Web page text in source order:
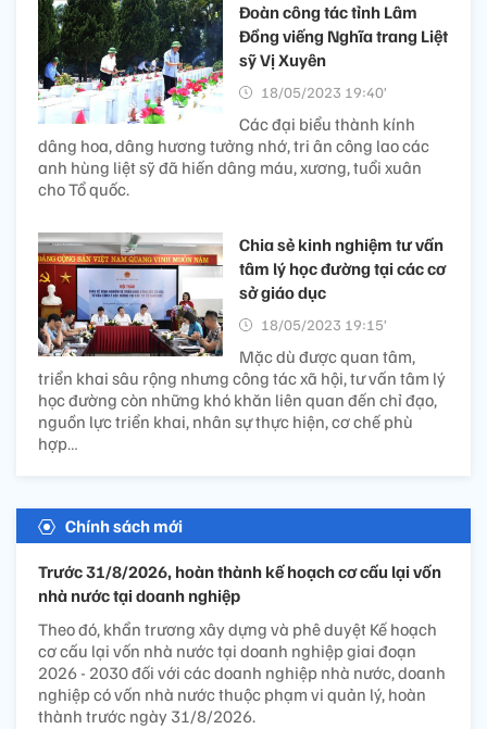
Đoàn công tác tỉnh Lâm
Đồng viếng Nghĩa trang Liệt
sỹ Vị Xuyên
18/05/2023 19:40’
Các đại biểu thành kính
dâng hoa, dâng hương tưởng nhớ, tri ân công lao các
anh hùng liệt sỹ đã hiến dâng máu, xương, tuổi xuân
cho Tổ quốc.
Chia sẻ kinh nghiệm tư vấn
tâm lý học đường tại các cơ
sở giáo dục
18/05/2023 19:15’
Mặc dù được quan tâm,
triển khai sâu rộng nhưng công tác xã hội, tư vấn tâm lý
học đường còn những khó khăn liên quan đến chỉ đạo,
nguồn lực triển khai, nhân sự thực hiện, cơ chế phù
hợp…
Chính sách mới
Trước 31/8/2026, hoàn thành kế hoạch cơ cấu lại vốn
nhà nước tại doanh nghiệp
Theo đó, khẩn trương xây dựng và phê duyệt Kế hoạch
cơ cấu lại vốn nhà nước tại doanh nghiệp giai đoạn
2026 - 2030 đối với các doanh nghiệp nhà nước, doanh
nghiệp có vốn nhà nước thuộc phạm vi quản lý, hoàn
thành trước ngày 31/8/2026.